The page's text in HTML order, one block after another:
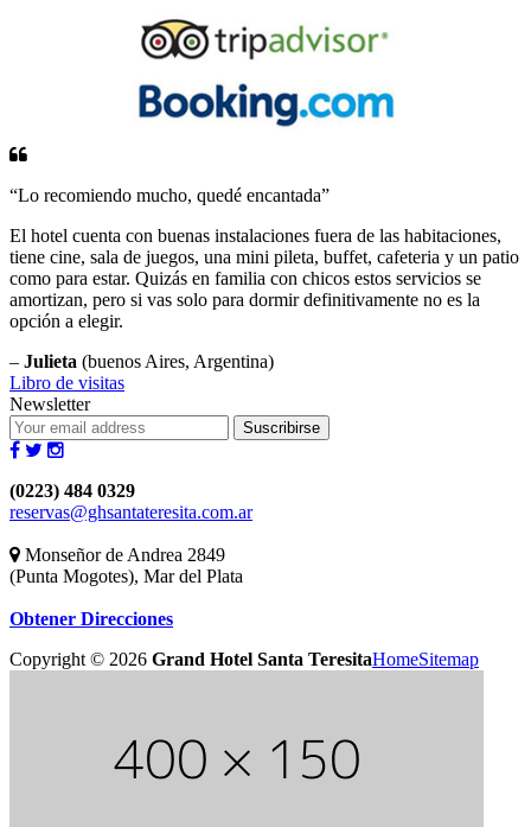
“Lo recomiendo mucho, quedé encantada”
El hotel cuenta con buenas instalaciones fuera de las habitaciones,
tiene cine, sala de juegos, una mini pileta, buffet, cafeteria y un patio
como para estar. Quizás en familia con chicos estos servicios se
amortizan, pero si vas solo para dormir definitivamente no es la
opción a elegir.
– Julieta (buenos Aires, Argentina)
Libro de visitas
Newsletter
Suscribirse
(0223) 484 0329
reservas@ghsantateresita.com.ar
Monseñor de Andrea 2849
(Punta Mogotes), Mar del Plata
Obtener Direcciones
Copyright © 2026 Grand Hotel Santa TeresitaHomeSitemap